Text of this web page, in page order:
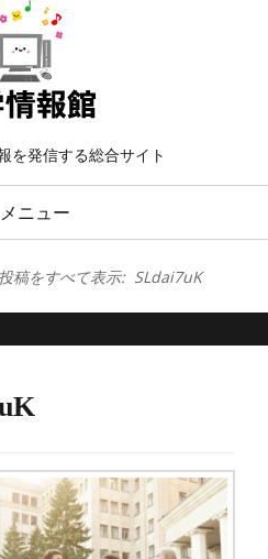
を発信する総合サイト
メニュー
稿をすべて表示: SLdai7uK